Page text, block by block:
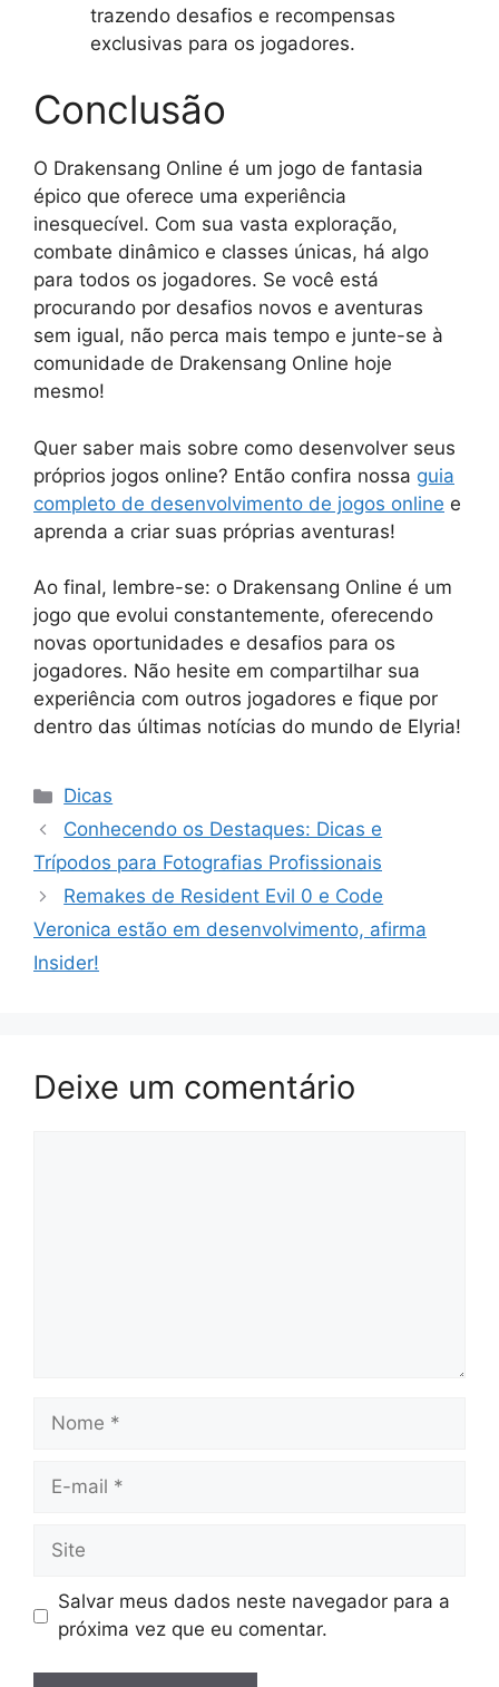
trazendo desafios e recompensas
exclusivas para os jogadores.
Conclusão
O Drakensang Online é um jogo de fantasia
épico que oferece uma experiência
inesquecível. Com sua vasta exploração,
combate dinâmico e classes únicas, há algo
para todos os jogadores. Se você está
procurando por desafios novos e aventuras
sem igual, não perca mais tempo e junte-se à
comunidade de Drakensang Online hoje
mesmo!
Quer saber mais sobre como desenvolver seus
próprios jogos online? Então confira nossa guia
completo de desenvolvimento de jogos online e
aprenda a criar suas próprias aventuras!
Ao final, lembre-se: o Drakensang Online é um
jogo que evolui constantemente, oferecendo
novas oportunidades e desafios para os
jogadores. Não hesite em compartilhar sua
experiência com outros jogadores e fique por
dentro das últimas notícias do mundo de Elyria!
Categorias
Dicas
Conhecendo os Destaques: Dicas e
Trípodos para Fotografias Profissionais
Remakes de Resident Evil 0 e Code
Veronica estão em desenvolvimento, afirma
Insider!
Deixe um comentário
Nome
Site
Salvar meus dados neste navegador para a
próxima vez que eu comentar.